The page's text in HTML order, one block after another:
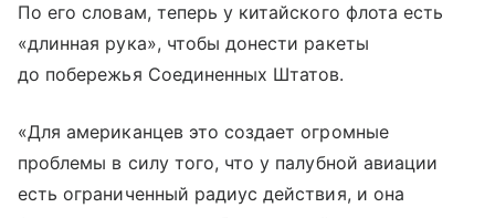
По его словам, теперь у китайского флота есть
«длинная рука», чтобы донести ракеты
до побережья Соединенных Штатов.
«Для американцев это создает огромные
проблемы в силу того, что у палубной авиации
есть ограниченный радиус действия, и она